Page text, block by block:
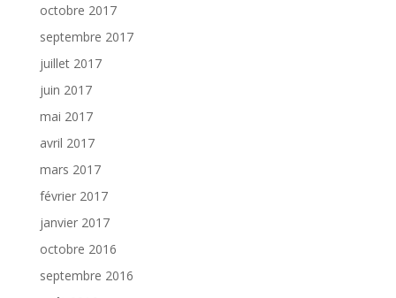
octobre 2017
septembre 2017
juillet 2017
juin 2017
mai 2017
avril 2017
mars 2017
février 2017
janvier 2017
octobre 2016
septembre 2016